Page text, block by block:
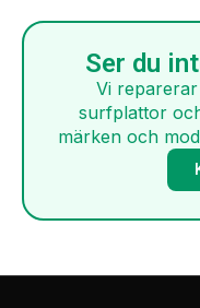
Ser du
Vi
surfplattor
märken och